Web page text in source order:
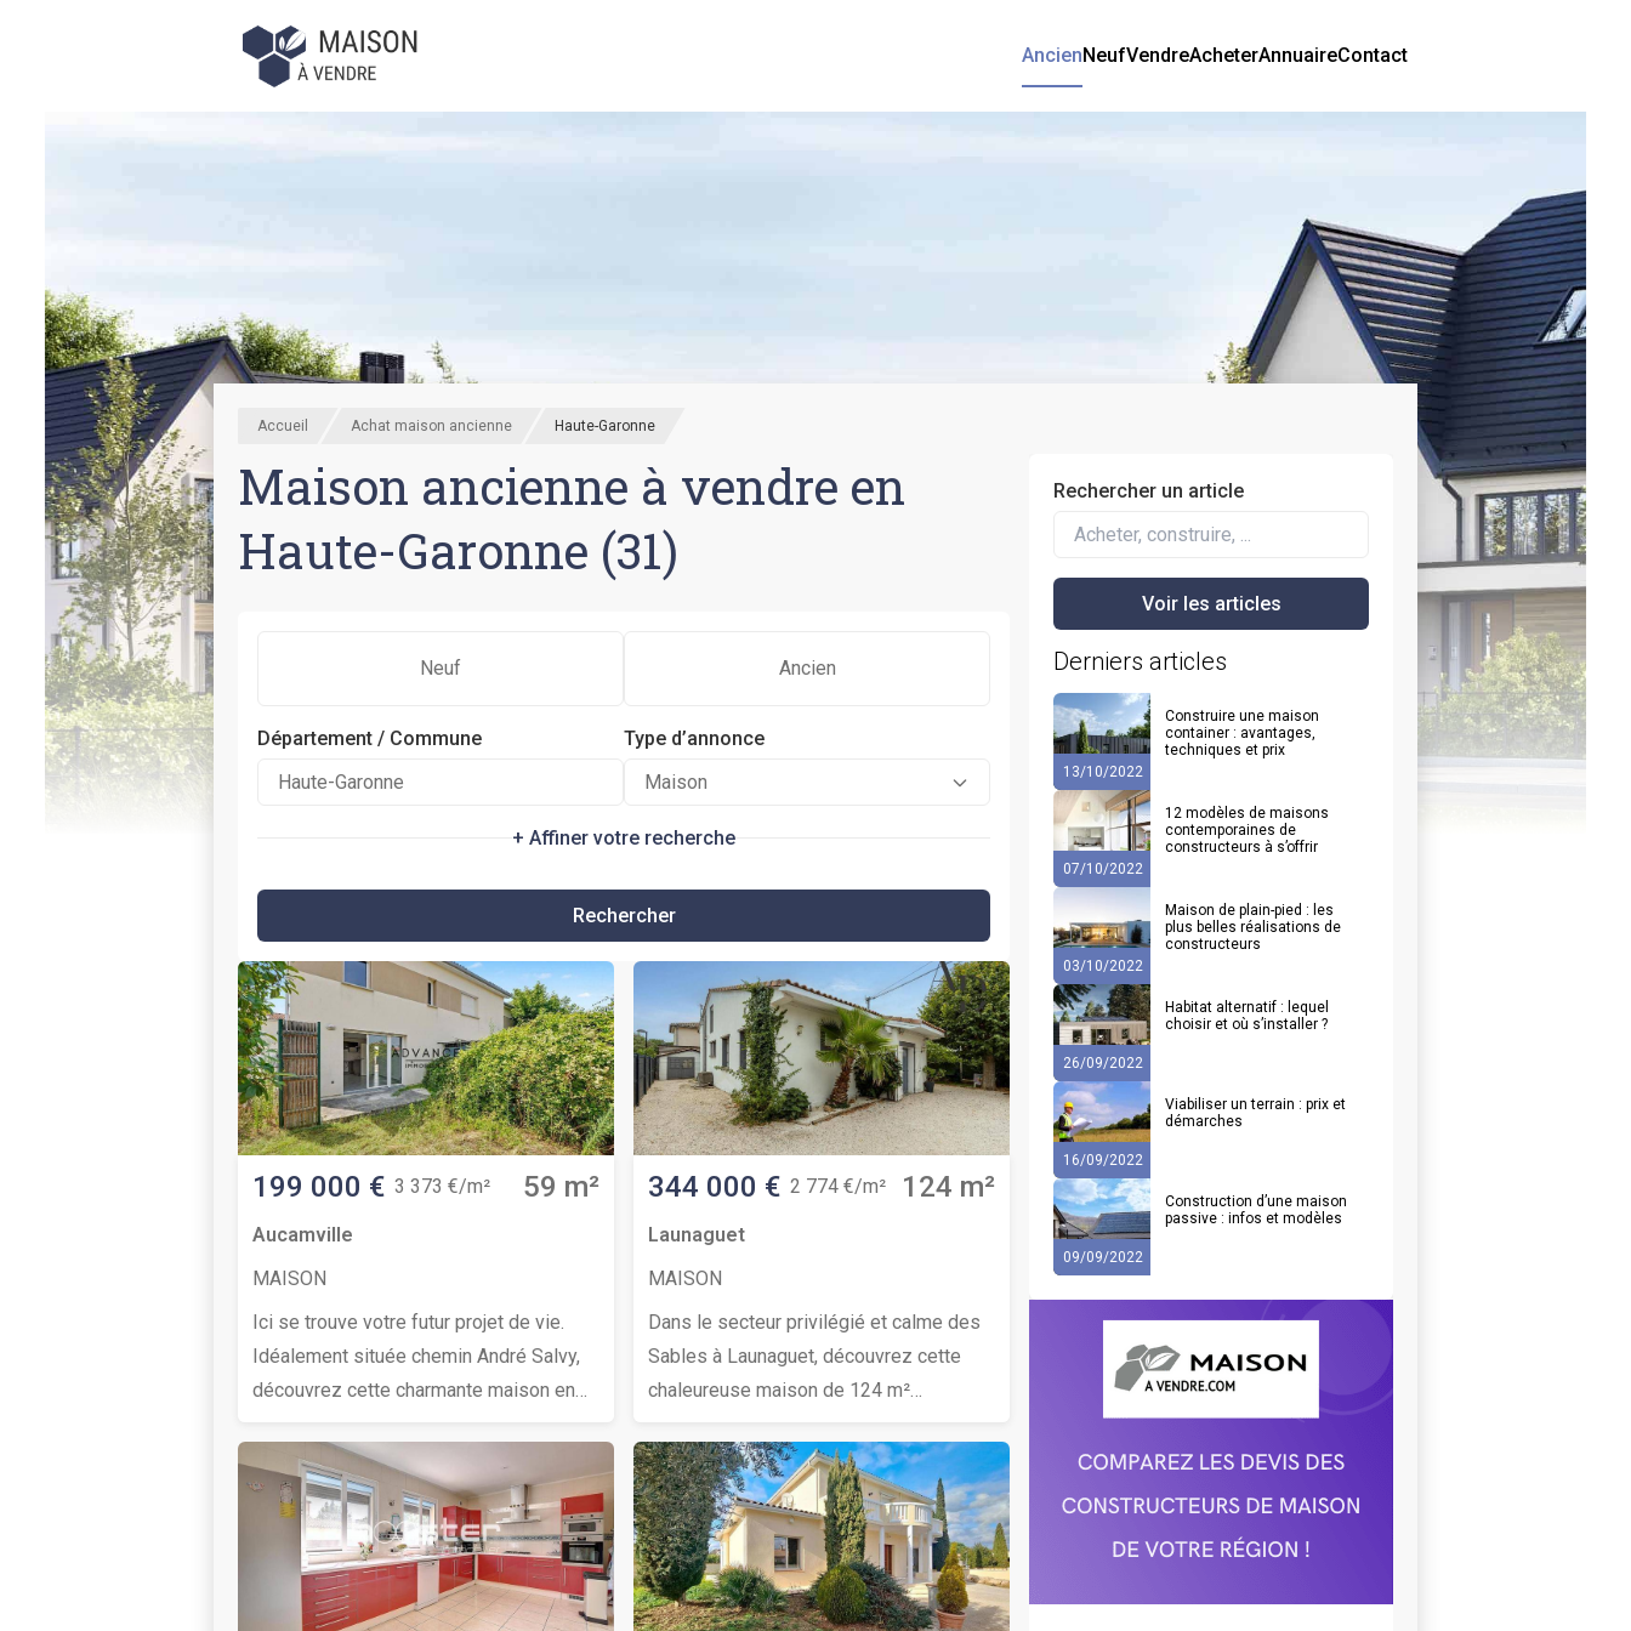
AncienNeufVendreAcheterAnnuaireContact
Accueil Achat maison ancienne Haute-Garonne
Maison ancienne à vendre en
Haute-Garonne (31)
Neuf Ancien
Département / Commune
Type d’annonce
Maison
+ Affiner votre recherche
Rechercher
199 000 € 3 373 €/m² 59 m²
Aucamville
MAISON
Ici se trouve votre futur projet de vie.
Idéalement située chemin André Salvy,
découvrez cette charmante maison en
paisible à deux pas du centre-ville
d’Aucamville. Ce bien se distingue par
son agencement fonctionnel sans
aucune perte de place et sa belle
luminosité naturelle. Une opportunité rare
344 000 € 2 774 €/m² 124 m²
Launaguet
MAISON
Dans le secteur privilégié et calme des
Sables à Launaguet, découvrez cette
chaleureuse maison de 124 m²
374 m² entièrement close et sécurisée,
cette propriété offre un cadre de vie
fonctionnel et chaleureux. Un bien idéal
pour un projet d’acquisition en résidence
principale.La rénovation complète de
Rechercher un article
Derniers articles
13/10/2022
Construire une maison
container : avantages,
techniques et prix
07/10/2022
12 modèles de maisons
contemporaines de
constructeurs à s’offrir
03/10/2022
Maison de plain-pied : les
plus belles réalisations de
constructeurs
26/09/2022
Habitat alternatif : lequel
choisir et où s’installer ?
16/09/2022
Viabiliser un terrain : prix et
démarches
09/09/2022
Construction d’une maison
passive : infos et modèles